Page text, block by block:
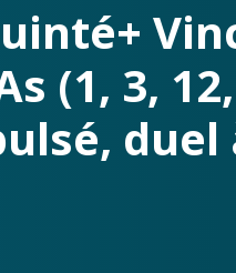
(1, 3,
duel